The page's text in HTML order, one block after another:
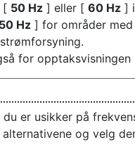
[ 50 Hz ] eller [ 60 Hz ]
Hz ] for områder
for opptaksvisningen
er usikker på
og velg